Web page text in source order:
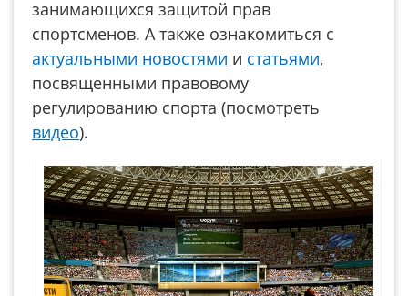
занимающихся защитой прав
спортсменов. А также ознакомиться с
актуальными новостями и статьями,
посвященными правовому
регулированию спорта (посмотреть
видео).